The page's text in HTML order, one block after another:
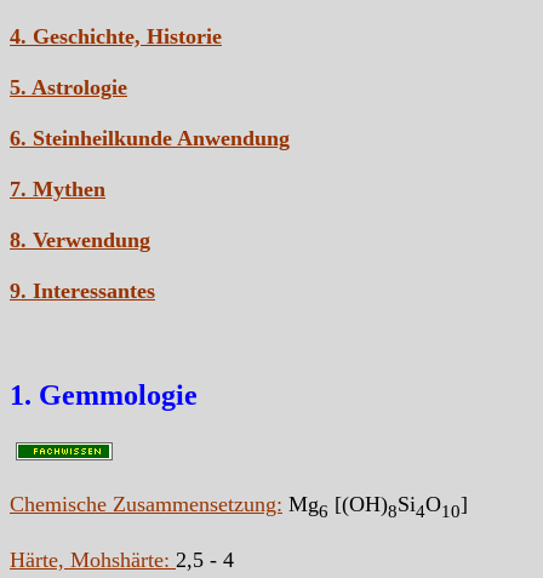
4. Geschichte, Historie
5. Astrologie
6. Steinheilkunde Anwendung
7. Mythen
8. Verwendung
9. Interessantes
1. Gemmologie
Chemische Zusammensetzung: Mg6 [(OH)8Si4O10]
Härte, Mohshärte: 2,5 - 4